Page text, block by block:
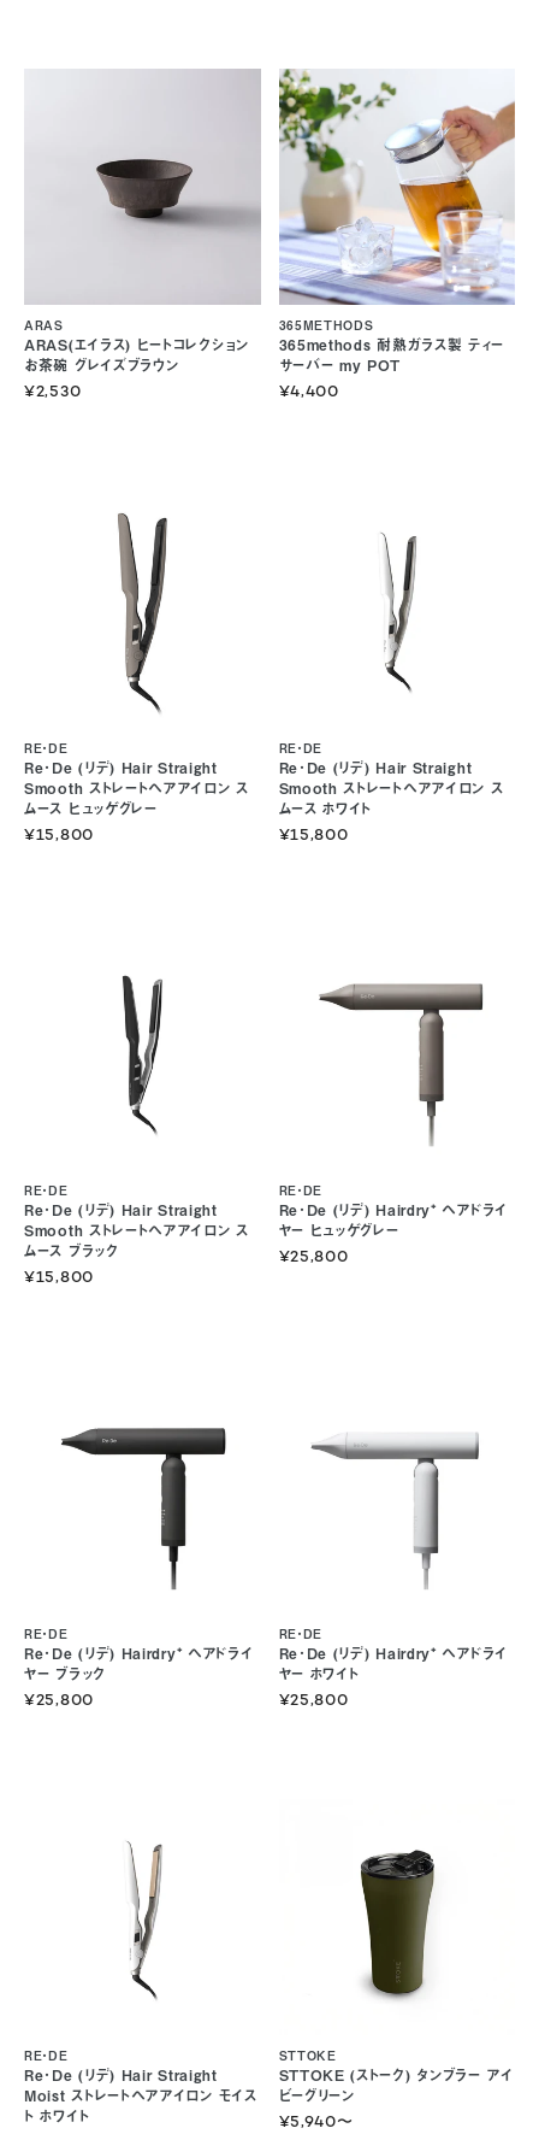
ARAS(エイラス) ヒートコレクション
お茶碗 グレイズブラウン
ARAS
¥2,530
365methods 耐熱ガラス製 ティー
サーバー my POT
365METHODS
¥4,400
Re･De (リデ) Hair Straight
Smooth ストレートヘアアイロン ス
ムース ヒュッゲグレー
RE・DE
¥15,800
Re･De (リデ) Hair Straight
Smooth ストレートヘアアイロン ス
ムース ホワイト
RE・DE
¥15,800
Re･De (リデ) Hair Straight
Smooth ストレートヘアアイロン ス
ムース ブラック
RE・DE
¥15,800
Re･De (リデ) Hairdry⁺ ヘアドライ
ヤー ヒュッゲグレー
RE・DE
¥25,800
Re･De (リデ) Hairdry⁺ ヘアドライ
ヤー ブラック
RE・DE
¥25,800
Re･De (リデ) Hairdry⁺ ヘアドライ
ヤー ホワイト
RE・DE
¥25,800
Re･De (リデ) Hair Straight
Moist ストレートヘアアイロン モイス
ト ホワイト
RE・DE
STTOKE (ストーク) タンブラー アイ
ビーグリーン
STTOKE
〜
¥5,940